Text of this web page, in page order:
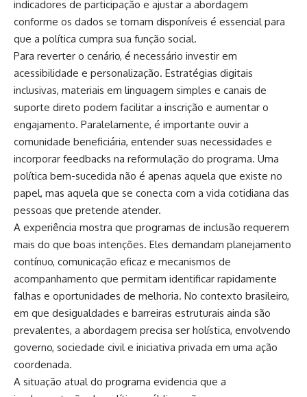
indicadores de participação e ajustar a abordagem
conforme os dados se tornam disponíveis é essencial para
que a política cumpra sua função social.
Para reverter o cenário, é necessário investir em
acessibilidade e personalização. Estratégias digitais
inclusivas, materiais em linguagem simples e canais de
suporte direto podem facilitar a inscrição e aumentar o
engajamento. Paralelamente, é importante ouvir a
comunidade beneficiária, entender suas necessidades e
incorporar feedbacks na reformulação do programa. Uma
política bem-sucedida não é apenas aquela que existe no
papel, mas aquela que se conecta com a vida cotidiana das
pessoas que pretende atender.
A experiência mostra que programas de inclusão requerem
mais do que boas intenções. Eles demandam planejamento
contínuo, comunicação eficaz e mecanismos de
acompanhamento que permitam identificar rapidamente
falhas e oportunidades de melhoria. No contexto brasileiro,
em que desigualdades e barreiras estruturais ainda são
prevalentes, a abordagem precisa ser holística, envolvendo
governo, sociedade civil e iniciativa privada em uma ação
coordenada.
A situação atual do programa evidencia que a